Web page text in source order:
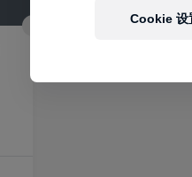
Cookie 设